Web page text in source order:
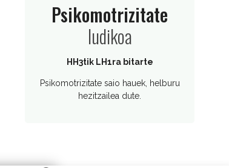
Psikomotrizitate
ludikoa
HH3tik LH1ra bitarte
Psikomotrizitate saio hauek, helburu
hezitzailea dute.